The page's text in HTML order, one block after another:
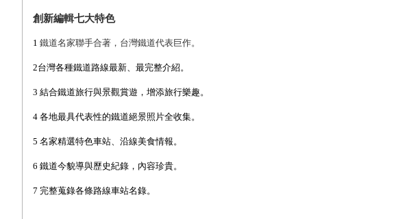
創新編輯七大特色
1 鐵道名家聯手合著，台灣鐵道代表巨作。
2台灣各種鐵道路線最新、最完整介紹。
3 結合鐵道旅行與景觀賞遊，增添旅行樂趣。
4 各地最具代表性的鐵道絕景照片全收集。
5 名家精選特色車站、沿線美食情報。
6 鐵道今貌導與歷史紀錄，內容珍貴。
7 完整蒐錄各條路線車站名錄。